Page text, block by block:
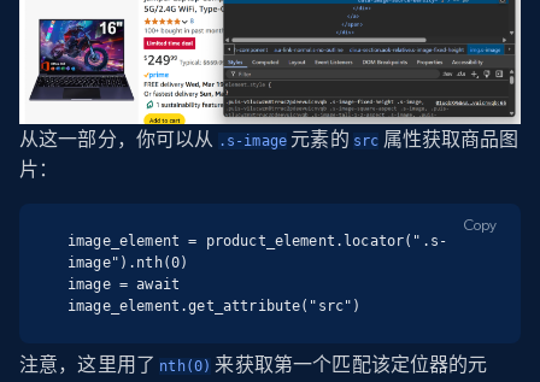
从这一部分，你可以从 .s-image 元素的 src 属性获取商品图
片：
image_element = product_element.locator(".s-
image").nth(0)
image = await
image_element.get_attribute("src")
Copy
注意，这里用了 nth(0) 来获取第一个匹配该定位器的元